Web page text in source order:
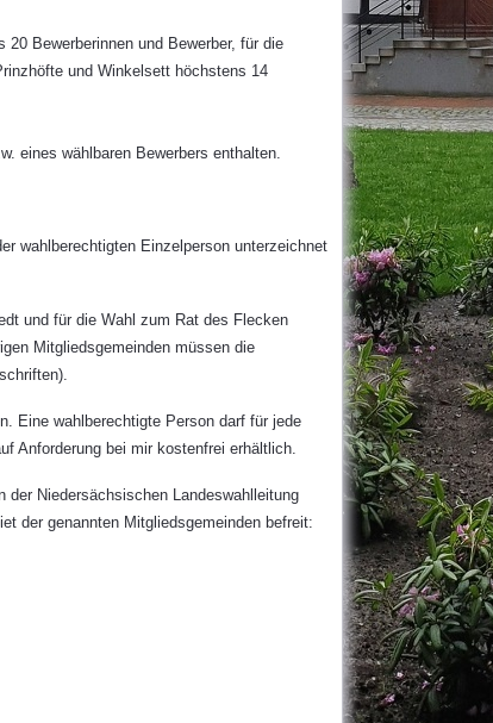
Bewerberinnen und Bewerber, für die
und Winkelsett höchstens 14
eines wählbaren Bewerbers enthalten.
wahlberechtigten Einzelperson unterzeichnet
und für die Wahl zum Rat des Flecken
Mitgliedsgemeinden müssen die
Eine wahlberechtigte Person darf für jede
Anforderung bei mir kostenfrei erhältlich.
Niedersächsischen Landeswahlleitung
der genannten Mitgliedsgemeinden befreit: